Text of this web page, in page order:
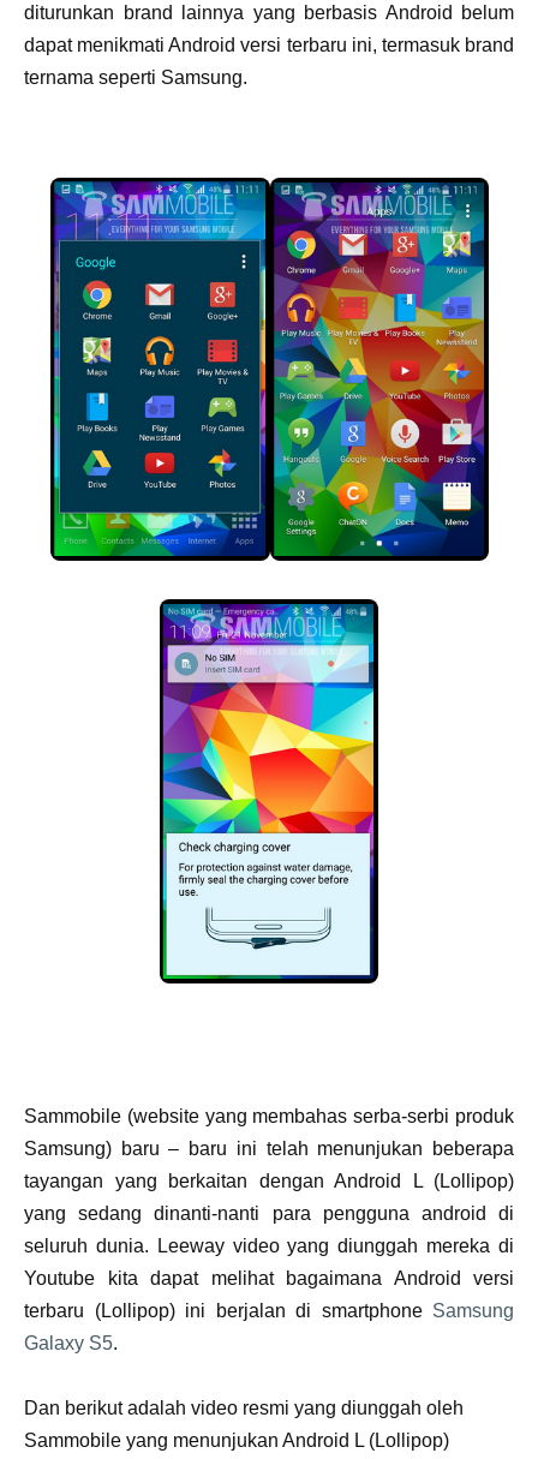
diturunkan brand lainnya yang berbasis Android belum
dapat menikmati Android versi terbaru ini, termasuk brand
ternama seperti Samsung.
Sammobile (website yang membahas serba-serbi produk
Samsung) baru – baru ini telah menunjukan beberapa
tayangan yang berkaitan dengan Android L (Lollipop)
yang sedang dinanti-nanti para pengguna android di
seluruh dunia. Leeway video yang diunggah mereka di
Youtube kita dapat melihat bagaimana Android versi
terbaru (Lollipop) ini berjalan di smartphone Samsung
Galaxy S5.
Dan berikut adalah video resmi yang diunggah oleh
Sammobile yang menunjukan Android L (Lollipop)